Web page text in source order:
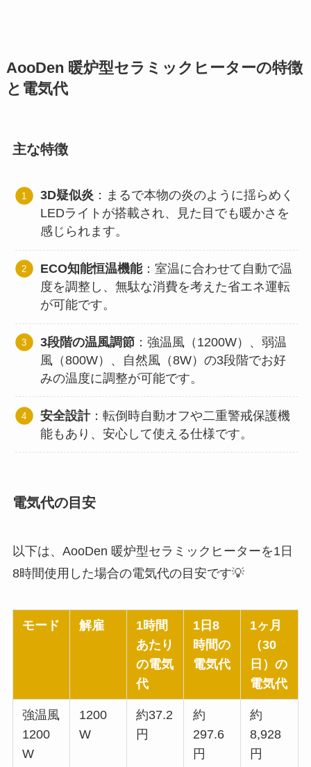
AooDen 暖炉型セラミックヒーターの特徴
と電気代
主な特徴
3D疑似炎 ：まるで本物の炎のように揺らめく
LEDライトが搭載され、見た目でも暖かさを
感じられます。
ECO知能恒温機能：室温に合わせて自動で温
度を調整し、無駄な消費を考えた省エネ運転
が可能です。
3段階の温風調節 ：強温風（1200W）、弱温
風（800W）、自然風（8W）の3段階でお好
みの温度に調整が可能です。
安全設計：転倒時自動オフや二重警戒保護機
能もあり、安心して使える仕様です。
電気代の目安
以下は、AooDen 暖炉型セラミックヒーターを1日
8時間使用した場合の電気代の目安です💡
モード 解雇
1時間
あたり
の電気
代
1日8
時間の
電気代
1ヶ月
（30
日）の
電気代
強温風
1200
W
1200
W
約37.2
円
約
297.6
円
約
8,928
円